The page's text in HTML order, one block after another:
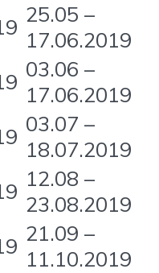
25.05 –
17.06.2019
03.06 –
17.06.2019
03.07 –
18.07.2019
12.08 –
23.08.2019
21.09 –
11.10.2019